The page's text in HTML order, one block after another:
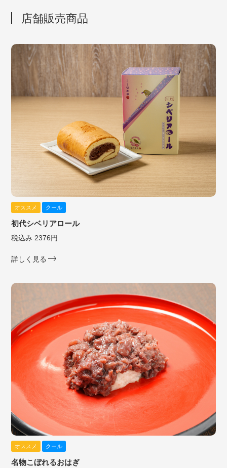
店舗販売商品
オススメ クール
初代シベリアロール
税込み 2376円
詳しく見る
オススメ クール
名物こぼれるおはぎ